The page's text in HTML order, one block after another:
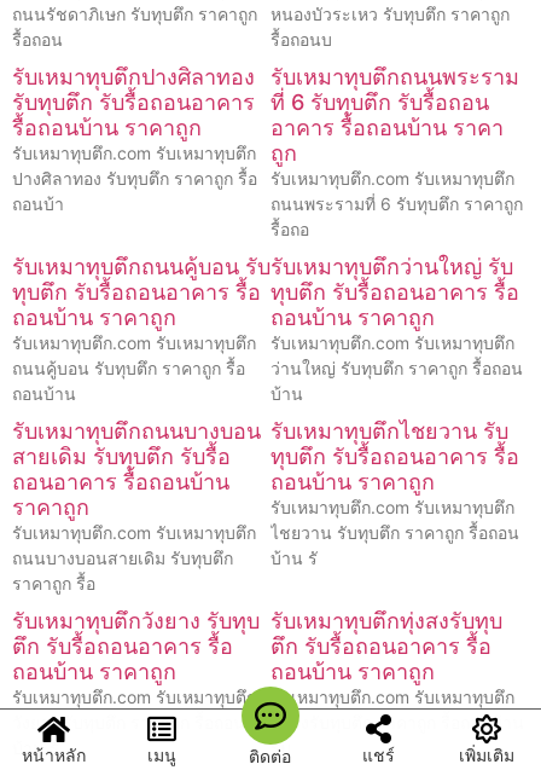
ถนนรัชดาภิเษก รับทุบตึก ราคาถูก
รื้อถอน
หนองบัวระเหว รับทุบตึก ราคาถูก
รื้อถอนบ
รับเหมาทุบตึกปางศิลาทอง
รับทุบตึก รับรื้อถอนอาคาร
รื้อถอนบ้าน ราคาถูก
รับเหมาทุบตึก.com รับเหมาทุบตึก
ปางศิลาทอง รับทุบตึก ราคาถูก รื้อ
ถอนบ้า
รับเหมาทุบตึกถนนพระราม
ที่ 6 รับทุบตึก รับรื้อถอน
อาคาร รื้อถอนบ้าน ราคา
ถูก
รับเหมาทุบตึก.com รับเหมาทุบตึก
ถนนพระรามที่ 6 รับทุบตึก ราคาถูก
รื้อถอ
รับเหมาทุบตึกถนนคู้บอน รับ
ทุบตึก รับรื้อถอนอาคาร รื้อ
ถอนบ้าน ราคาถูก
รับเหมาทุบตึก.com รับเหมาทุบตึก
ถนนคู้บอน รับทุบตึก ราคาถูก รื้อ
ถอนบ้าน
รับเหมาทุบตึกว่านใหญ่ รับ
ทุบตึก รับรื้อถอนอาคาร รื้อ
ถอนบ้าน ราคาถูก
รับเหมาทุบตึก.com รับเหมาทุบตึก
ว่านใหญ่ รับทุบตึก ราคาถูก รื้อถอน
บ้าน
รับเหมาทุบตึกถนนบางบอน
สายเดิม รับทุบตึก รับรื้อ
ถอนอาคาร รื้อถอนบ้าน
ราคาถูก
รับเหมาทุบตึก.com รับเหมาทุบตึก
ถนนบางบอนสายเดิม รับทุบตึก
ราคาถูก รื้อ
รับเหมาทุบตึกไชยวาน รับ
ทุบตึก รับรื้อถอนอาคาร รื้อ
ถอนบ้าน ราคาถูก
รับเหมาทุบตึก.com รับเหมาทุบตึก
ไชยวาน รับทุบตึก ราคาถูก รื้อถอน
บ้าน รั
รับเหมาทุบตึกวังยาง รับทุบ
ตึก รับรื้อถอนอาคาร รื้อ
ถอนบ้าน ราคาถูก
รับเหมาทุบตึก.com รับเหมาทุบตึก
วังยาง รับทุบตึก ราคาถูก รื้อถอน
บ้าน รั
รับเหมาทุบตึกทุ่งสงรับทุบ
ตึก รับรื้อถอนอาคาร รื้อ
ถอนบ้าน ราคาถูก
รับเหมาทุบตึก.com รับเหมาทุบตึก
ทุ่งสงรับทุบตึก ราคาถูก รื้อถอนบ้าน
รับ
หน้าหลัก เมนู ติดต่อ แชร์ เพิ่มเติม